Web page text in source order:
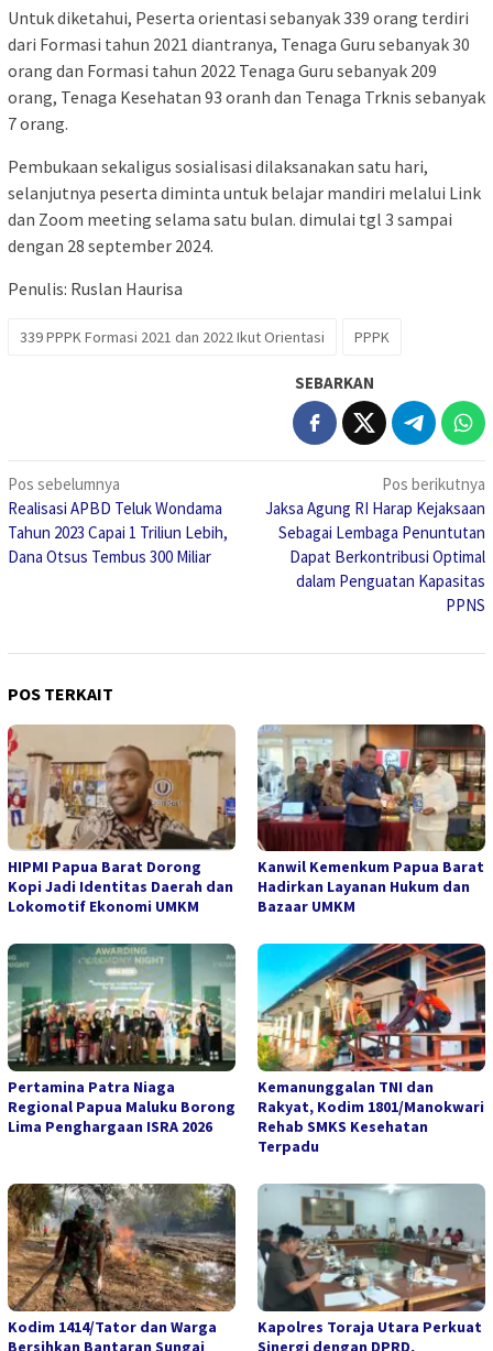
Untuk diketahui, Peserta orientasi sebanyak 339 orang terdiri
dari Formasi tahun 2021 diantranya, Tenaga Guru sebanyak 30
orang dan Formasi tahun 2022 Tenaga Guru sebanyak 209
orang, Tenaga Kesehatan 93 oranh dan Tenaga Trknis sebanyak
7 orang.
Pembukaan sekaligus sosialisasi dilaksanakan satu hari,
selanjutnya peserta diminta untuk belajar mandiri melalui Link
dan Zoom meeting selama satu bulan. dimulai tgl 3 sampai
dengan 28 september 2024.
Penulis: Ruslan Haurisa
339 PPPK Formasi 2021 dan 2022 Ikut Orientasi PPPK
SEBARKAN
Navigasi
pos
Pos sebelumnya
Realisasi APBD Teluk Wondama
Tahun 2023 Capai 1 Triliun Lebih,
Dana Otsus Tembus 300 Miliar
Pos berikutnya
Jaksa Agung RI Harap Kejaksaan
Sebagai Lembaga Penuntutan
Dapat Berkontribusi Optimal
dalam Penguatan Kapasitas
PPNS
POS TERKAIT
HIPMI Papua Barat Dorong
Kopi Jadi Identitas Daerah dan
Lokomotif Ekonomi UMKM
Kanwil Kemenkum Papua Barat
Hadirkan Layanan Hukum dan
Bazaar UMKM
Pertamina Patra Niaga
Regional Papua Maluku Borong
Lima Penghargaan ISRA 2026
Kemanunggalan TNI dan
Rakyat, Kodim 1801/Manokwari
Rehab SMKS Kesehatan
Terpadu
Kodim 1414/Tator dan Warga
Bersihkan Bantaran Sungai
Kapolres Toraja Utara Perkuat
Sinergi dengan DPRD,